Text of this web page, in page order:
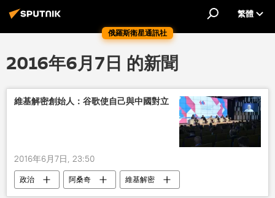
俄羅斯衛星通訊社
繁體
2016年6月7日 的新聞
維基解密創始人：谷歌使自己與中國對立
2016年6月7日, 23:50
政治 阿桑奇
維基解密